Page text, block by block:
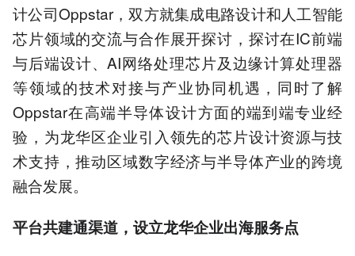
计公司Oppstar，双方就集成电路设计和人工智能
芯片领域的交流与合作展开探讨，探讨在IC前端
与后端设计、AI网络处理芯片及边缘计算处理器
等领域的技术对接与产业协同机遇，同时了解
Oppstar在高端半导体设计方面的端到端专业经
验，为龙华区企业引入领先的芯片设计资源与技
术支持，推动区域数字经济与半导体产业的跨境
融合发展。
平台共建通渠道，设立龙华企业出海服务点